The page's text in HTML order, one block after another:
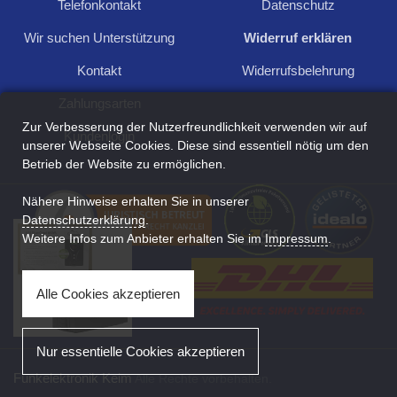
Zuletzt angesehen
Telefonkontakt
Wir suchen Unterstützung
Kontakt
Kundenlogin
Datenschutz
Widerruf erklären
Widerrufsbelehrung
Funkelektronik KeimAlle Rechte vorbehalten.
Zur Verbesserung der Nutzerfreundlichkeit verwenden wir auf
unserer Webseite Cookies. Diese sind essentiell nötig um den
Betrieb der Website zu ermöglichen.
Nähere Hinweise erhalten Sie in unserer
Datenschutzerklärung.
Weitere Infos zum Anbieter erhalten Sie imImpressum
Alle Cookies akzeptieren
Nur essentielle Cookies akzeptieren